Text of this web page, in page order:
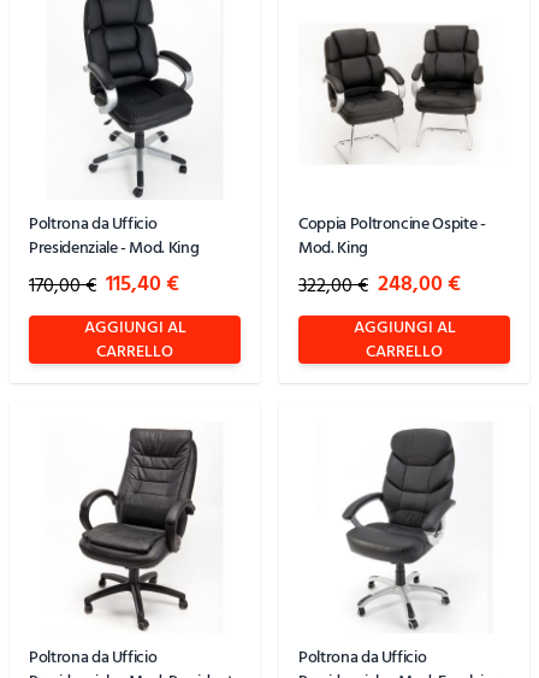
Poltrona da Ufficio
Presidenziale - Mod. King
170,00 € Special Price
115,40 €
AGGIUNGI AL
CARRELLO
Coppia Poltroncine Ospite -
Mod. King
322,00 € Special Price
248,00 €
AGGIUNGI AL
CARRELLO
Poltrona da Ufficio
Poltrona da Ufficio